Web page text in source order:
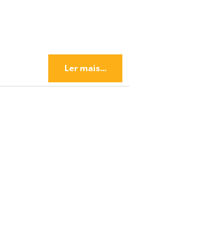
Ler mais...